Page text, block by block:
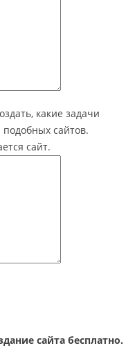
какие задачи
сайтов.
сайт.
сайта бесплатно.